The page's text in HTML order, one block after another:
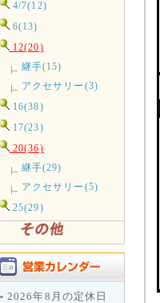
4/7(12)
6(13)
12(20)
継手(15)
アクセサリー(3)
16(38)
17(23)
20(36)
継手(29)
アクセサリー(5)
25(29)
2026年8月の定休日